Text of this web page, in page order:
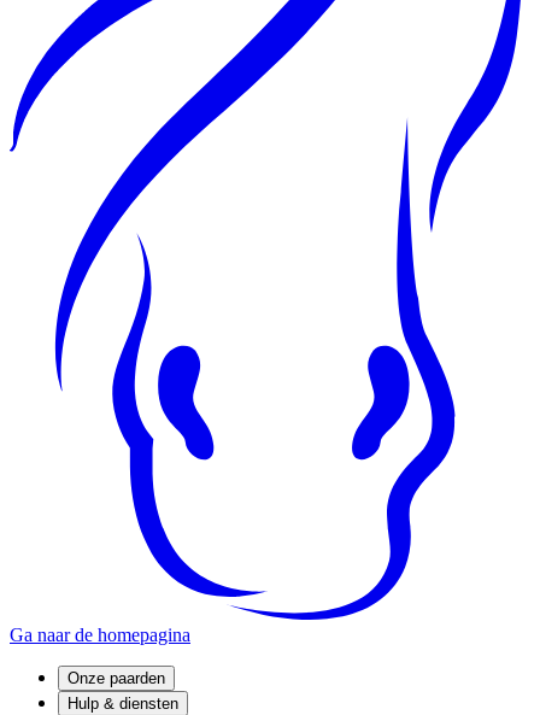
Ga naar de homepagina
Onze paarden
Hulp & diensten